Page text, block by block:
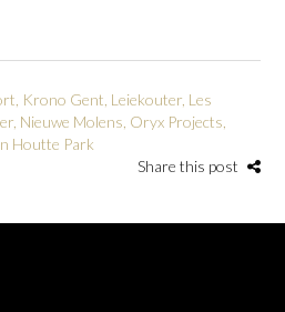
Krono Gent Leiekouter Les
Nieuwe Molens Oryx Projects
Houtte Park
Share this post